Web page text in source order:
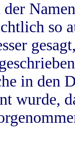
der
so
in
wurde,